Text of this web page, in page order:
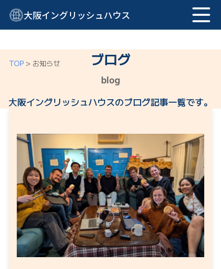
大阪イングリッシュハウス
TOP > お知らせ ブログ
blog
大阪イングリッシュハウスのブログ記事一覧です。